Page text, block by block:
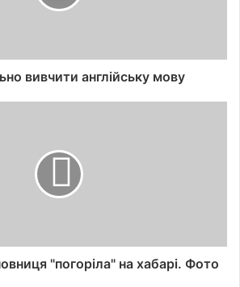
вивчити англійську мову
"погоріла" на хабарі. Фото